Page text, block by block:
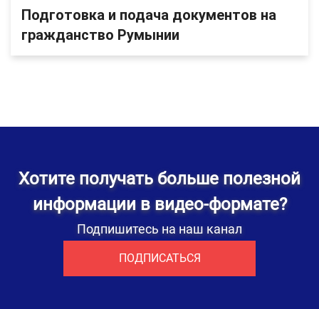
Подготовка и подача документов на
гражданство Румынии
Хотите получать больше полезной
информации в видео-формате?
Подпишитесь на наш канал
ПОДПИСАТЬСЯ